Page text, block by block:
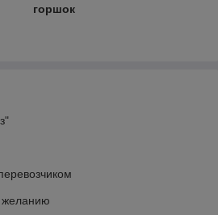
горшок
желанию